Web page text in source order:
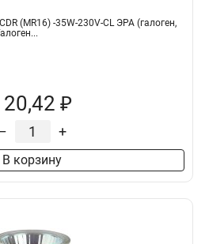
(MR16) -35W-230V-CL ЭРА (галоген,
₽
+
В корзину